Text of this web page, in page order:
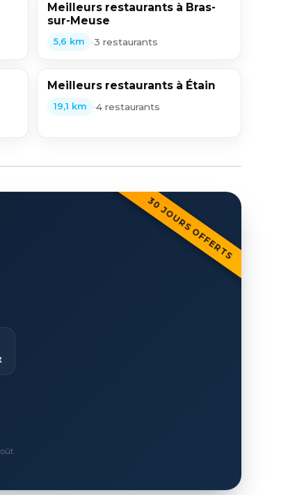
Meilleurs restaurants à Bras-
sur-Meuse
5,6 km •3 restaurants
Meilleurs restaurants à Étain
19,1 km •4 restaurants
30 JOURS OFFERTS